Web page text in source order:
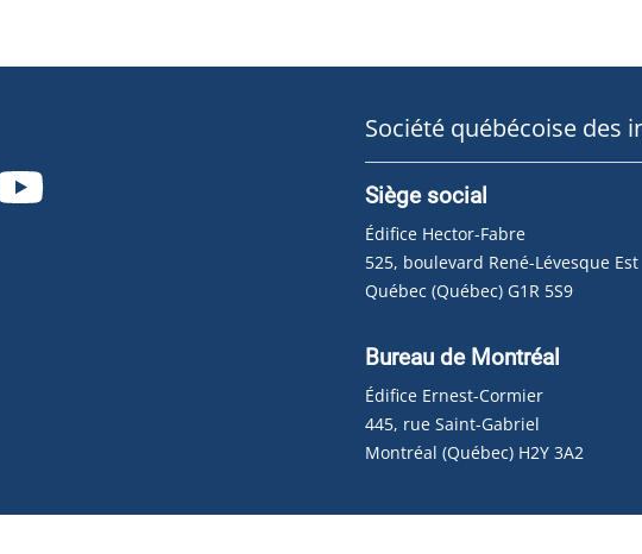
Société québécoise des
Siège social
Édifice Hector-Fabre
525, boulevard René-Lévesque Est
Québec (Québec) G1R 5S9
Bureau de Montréal
Édifice Ernest-Cormier
445, rue Saint-Gabriel
Montréal (Québec) H2Y 3A2